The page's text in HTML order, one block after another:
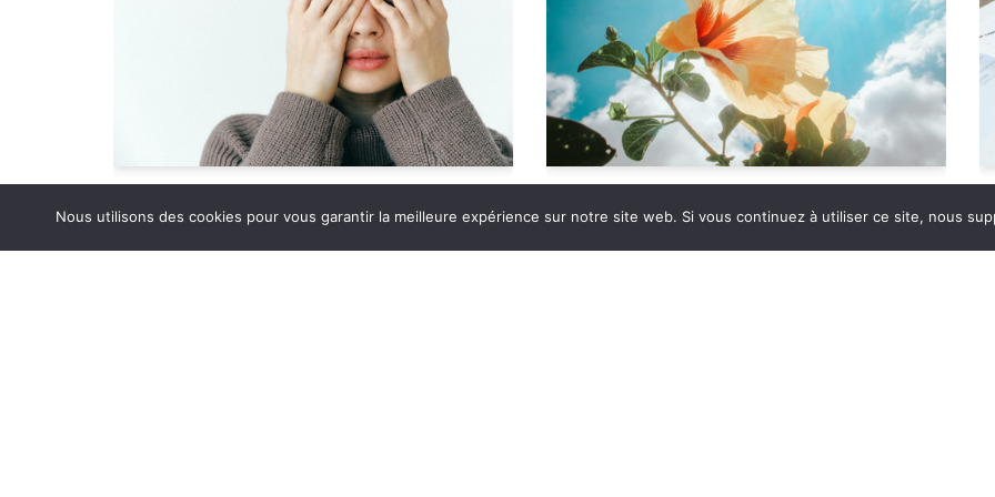
Libérez-vous de vos
phobies
Meilleurs vœux 2025
parSébastien Boucard 4 janvier 2025
Nous utilisons des cookies pour vous garantir la meilleure expérience sur notre site web. Si vous continuez à utiliser ce site, nous